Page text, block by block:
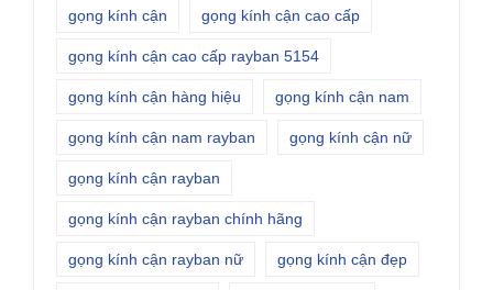
gọng kính cận gọng kính cận cao cấp
gọng kính cận cao cấp rayban 5154
gọng kính cận hàng hiệu gọng kính cận nam
gọng kính cận nam rayban gọng kính cận nữ
gọng kính cận rayban
gọng kính cận rayban chính hãng
gọng kính cận rayban nữ gọng kính cận đẹp